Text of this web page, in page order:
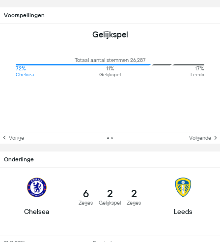
Voorspellingen
Gelijkspel
Totaal aantal stemmen 26,287
72%
Chelsea
11%
Gelijkspel
17%
Leeds
Vorige Volgende
Onderlinge
Chelsea
6
Zeges
2
Gelijkspel
2
Zeges
Leeds